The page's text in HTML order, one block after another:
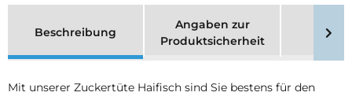
Beschreibung
Angaben zur
Produktsicherheit
Mit unserer Zuckertüte Haifisch sind Sie bestens für den